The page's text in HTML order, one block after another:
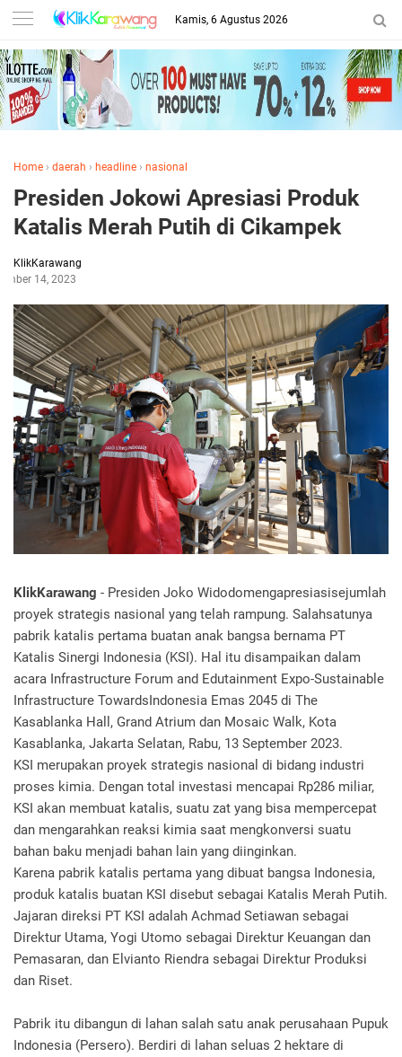
Kamis, 6 Agustus 2026
Home › daerah › headline › nasional
Presiden Jokowi Apresiasi Produk
Katalis Merah Putih di Cikampek
KlikKarawang
14, 2023
KlikKarawang - Presiden Joko Widodo mengapresiasi sejumlah
proyek strategis nasional yang telah rampung. Salah satunya
pabrik katalis pertama buatan anak bangsa bernama PT
Katalis Sinergi Indonesia (KSI). Hal itu disampaikan dalam
acara Infrastructure Forum and Edutainment Expo-Sustainable
Infrastructure Towards Indonesia Emas 2045 di The
Kasablanka Hall, Grand Atrium dan Mosaic Walk, Kota
Kasablanka, Jakarta Selatan, Rabu, 13 September 2023.
KSI merupakan proyek strategis nasional di bidang industri
proses kimia. Dengan total investasi mencapai Rp 286 miliar,
KSI akan membuat katalis, suatu zat yang bisa mempercepat
dan mengarahkan reaksi kimia saat mengkonversi suatu
bahan baku menjadi bahan lain yang diinginkan.
Karena pabrik katalis pertama yang dibuat bangsa Indonesia,
produk katalis buatan KSI disebut sebagai Katalis Merah Putih.
Jajaran direksi PT KSI adalah Achmad Setiawan sebagai
Direktur Utama, Yogi Utomo sebagai Direktur Keuangan dan
Pemasaran, dan Elvianto Riendra sebagai Direktur Produksi
dan Riset.
Pabrik itu dibangun di lahan salah satu anak perusahaan Pupuk
Indonesia (Persero). Berdiri di lahan seluas 2 hektare di